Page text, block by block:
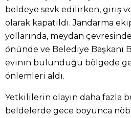
beldeye sevk edilirken, giriş
olarak kapatıldı. Jandarma
yollarında, meydan
önünde ve Belediye Başkanı
evinin bulunduğu bölgede
önlemleri aldı.
Yetkililerin olayın daha fazla
beldelerde gece boyunca